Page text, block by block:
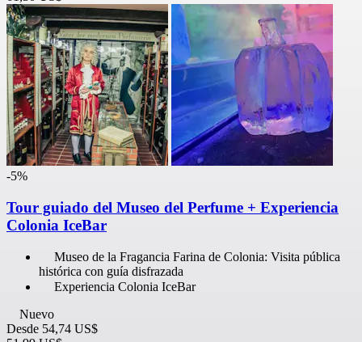
-5%
Tour guiado del Museo del Perfume + Experiencia
Colonia IceBar
Museo de la Fragancia Farina de Colonia: Visita pública
histórica con guía disfrazada
Experiencia Colonia IceBar
Nuevo
Desde 54,74 US$